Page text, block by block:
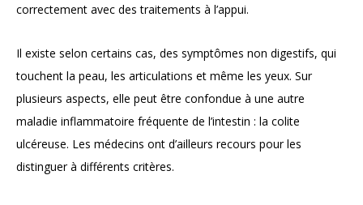
correctement avec des traitements à l’appui.
Il existe selon certains cas, des symptômes non digestifs, qui
touchent la peau, les articulations et même les yeux. Sur
plusieurs aspects, elle peut être confondue à une autre
maladie inflammatoire fréquente de l’intestin : la colite
ulcéreuse. Les médecins ont d’ailleurs recours pour les
distinguer à différents critères.